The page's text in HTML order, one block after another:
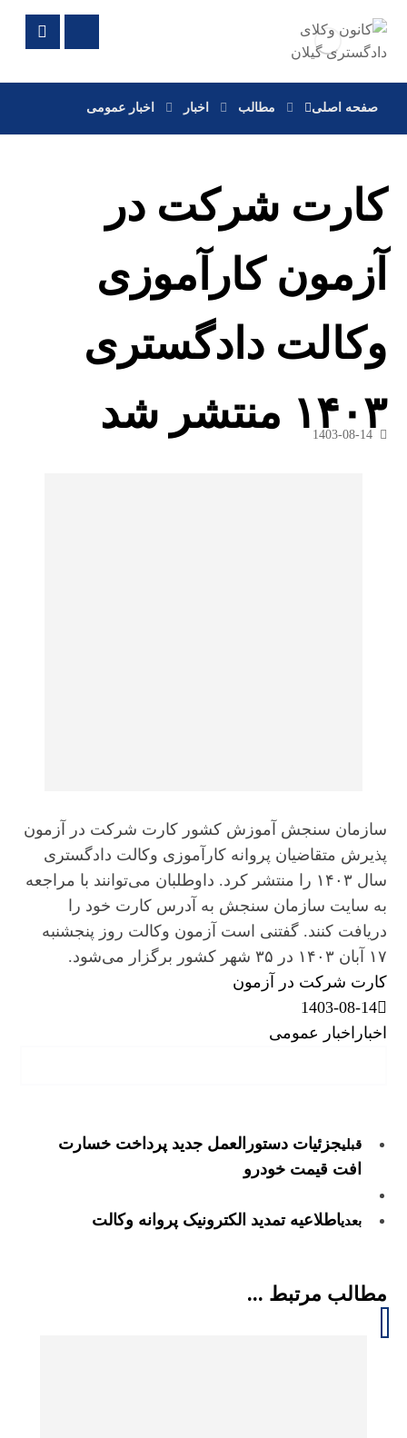
صفحه اصلی مطالب اخبار اخبار عمومی
کارت شرکت در
آزمون کارآموزی
وکالت دادگستری
۱۴۰۳ منتشر شد
1403-08-14
سازمان سنجش آموزش کشور کارت شرکت در آزمون
پذیرش متقاضیان پروانه کارآموزی وکالت دادگستری
سال ۱۴۰۳ را منتشر کرد. داوطلبان می‌توانند با مراجعه
به سایت سازمان سنجش به آدرس کارت خود را
دریافت کنند. گفتنی است آزمون وکالت روز پنجشنبه
۱۷ آبان ۱۴۰۳ در ۳۵ شهر کشور برگزار می‌شود.
کارت شرکت در آزمون
1403-08-14
اخبار اخبار عمومی
قبلیجزئیات دستورالعمل جدید پرداخت خسارت
افت قیمت خودرو
بعدیاطلاعیه تمدید الکترونیک پروانه وکالت
مطالب مرتبط ...